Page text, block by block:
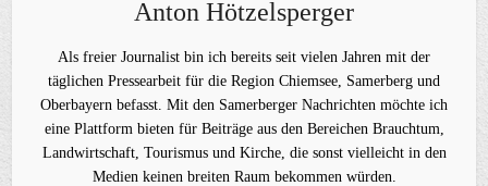
Anton Hötzelsperger
Als freier Journalist bin ich bereits seit vielen Jahren mit der
täglichen Pressearbeit für die Region Chiemsee, Samerberg und
Oberbayern befasst. Mit den Samerberger Nachrichten möchte ich
eine Plattform bieten für Beiträge aus den Bereichen Brauchtum,
Landwirtschaft, Tourismus und Kirche, die sonst vielleicht in den
Medien keinen breiten Raum bekommen würden.